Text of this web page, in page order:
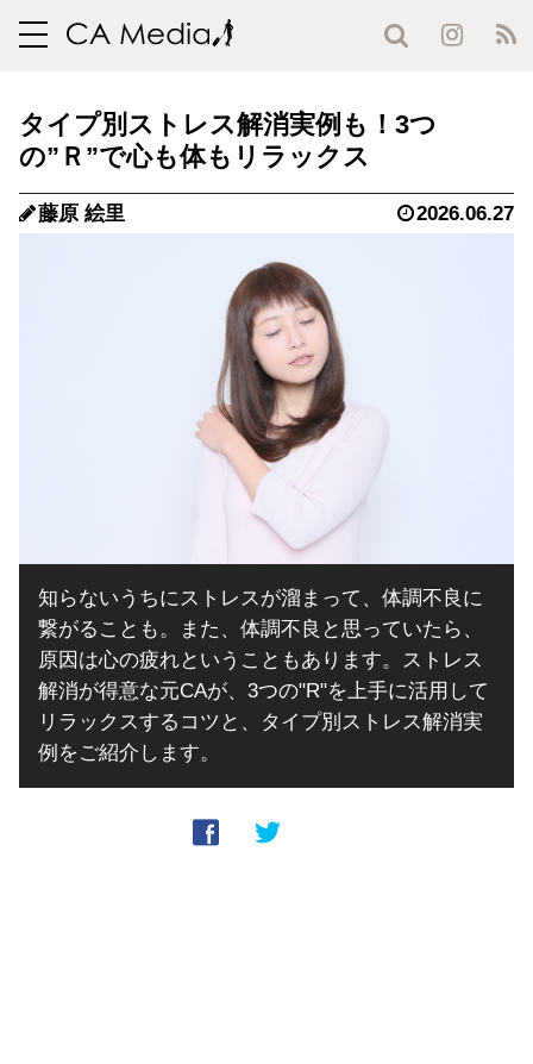
toggle
タイプ別ストレス解消実例も！3つ
の”Ｒ”で心も体もリラックス
藤原 絵里 2026.06.27
知らないうちにストレスが溜まって、体調不良に
繋がることも。また、体調不良と思っていたら、
原因は心の疲れということもあります。ストレス
解消が得意な元CAが、3つの"R"を上手に活用して
リラックスするコツと、タイプ別ストレス解消実
例をご紹介します。